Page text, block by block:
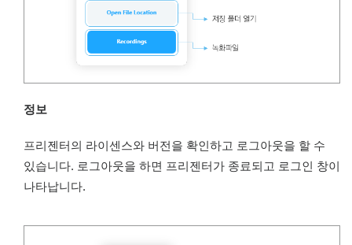
정보
프리젠터의 라이센스와 버전을 확인하고 로그아웃을 할 수
있습니다. 로그아웃을 하면 프리젠터가 종료되고 로그인 창이
나타납니다.